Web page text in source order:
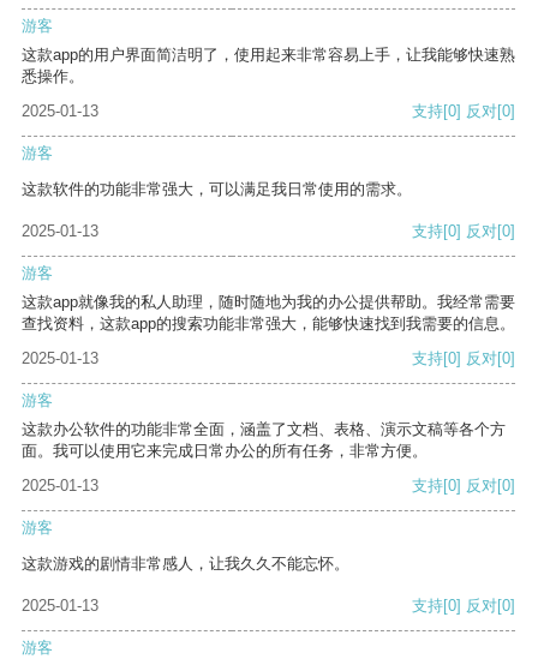
游客
这款app的用户界面简洁明了，使用起来非常容易上手，让我能够快速熟
悉操作。
2025-01-13
支持[0] 反对[0]
游客
这款软件的功能非常强大，可以满足我日常使用的需求。
2025-01-13 支持[0] 反对[0]
游客
这款app就像我的私人助理，随时随地为我的办公提供帮助。我经常需要
查找资料，这款app的搜索功能非常强大，能够快速找到我需要的信息。
2025-01-13
支持[0] 反对[0]
游客
这款办公软件的功能非常全面，涵盖了文档、表格、演示文稿等各个方
面。我可以使用它来完成日常办公的所有任务，非常方便。
2025-01-13
支持[0] 反对[0]
游客
这款游戏的剧情非常感人，让我久久不能忘怀。
2025-01-13 支持[0] 反对[0]
游客